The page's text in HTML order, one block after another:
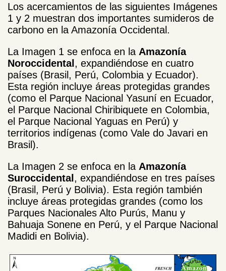
Los acercamientos de las siguientes Imágenes
1 y 2 muestran dos importantes sumideros de
carbono en la Amazonía Occidental.
La Imagen 1 se enfoca en la Amazonía
Noroccidental, expandiéndose en cuatro
países (Brasil, Perú, Colombia y Ecuador).
Esta región incluye áreas protegidas grandes
(como el Parque Nacional Yasuní en Ecuador,
el Parque Nacional Chiribiquete en Colombia,
el Parque Nacional Yaguas en Perú) y
territorios indígenas (como Vale do Javari en
Brasil).
La Imagen 2 se enfoca en la Amazonía
Suroccidental, expandiéndose en tres países
(Brasil, Perú y Bolivia). Esta región también
incluye áreas protegidas grandes (como los
Parques Nacionales Alto Purús, Manu y
Bahuaja Sonene en Perú, y el Parque Nacional
Madidi en Bolivia).